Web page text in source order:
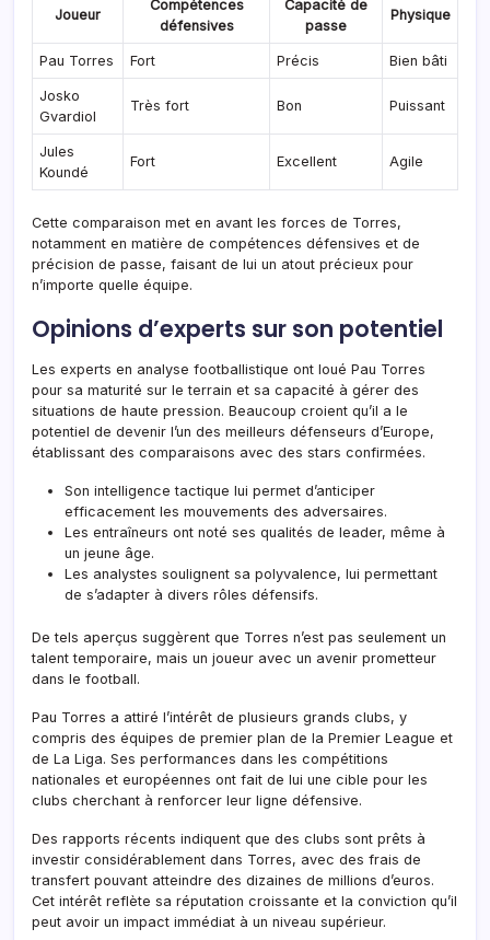
Joueur
Compétences
défensives
Capacité de
passe
Physique
Pau Torres Fort Précis Bien bâti
Josko
Gvardiol
Très fort Bon Puissant
Jules
Koundé
Fort Excellent Agile
Cette comparaison met en avant les forces de Torres,
notamment en matière de compétences défensives et de
précision de passe, faisant de lui un atout précieux pour
n’importe quelle équipe.
Opinions d’experts sur son potentiel
Les experts en analyse footballistique ont loué Pau Torres
pour sa maturité sur le terrain et sa capacité à gérer des
situations de haute pression. Beaucoup croient qu’il a le
potentiel de devenir l’un des meilleurs défenseurs d’Europe,
établissant des comparaisons avec des stars confirmées.
Son intelligence tactique lui permet d’anticiper
efficacement les mouvements des adversaires.
Les entraîneurs ont noté ses qualités de leader, même à
un jeune âge.
Les analystes soulignent sa polyvalence, lui permettant
de s’adapter à divers rôles défensifs.
De tels aperçus suggèrent que Torres n’est pas seulement un
talent temporaire, mais un joueur avec un avenir prometteur
dans le football.
Pau Torres a attiré l’intérêt de plusieurs grands clubs, y
compris des équipes de premier plan de la Premier League et
de La Liga. Ses performances dans les compétitions
nationales et européennes ont fait de lui une cible pour les
clubs cherchant à renforcer leur ligne défensive.
Des rapports récents indiquent que des clubs sont prêts à
investir considérablement dans Torres, avec des frais de
transfert pouvant atteindre des dizaines de millions d’euros.
Cet intérêt reflète sa réputation croissante et la conviction qu’il
peut avoir un impact immédiat à un niveau supérieur.